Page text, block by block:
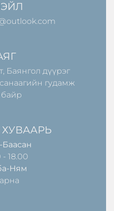
Баянгол дүүрэг
гудамж
18.00
Ням